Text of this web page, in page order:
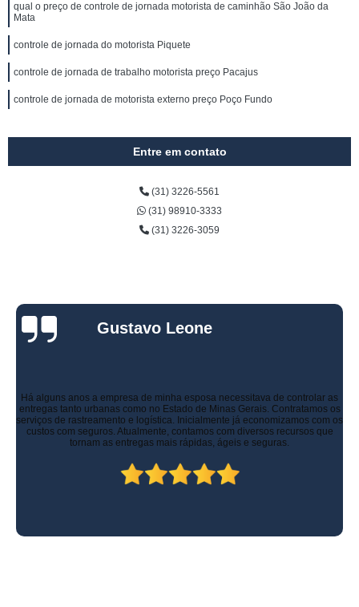
qual o preço de controle de jornada motorista de caminhão São João da
Mata
controle de jornada do motorista Piquete
controle de jornada de trabalho motorista preço Pacajus
controle de jornada de motorista externo preço Poço Fundo
Entre em contato
(31) 3226-5561
(31) 98910-3333
(31) 3226-3059
Gustavo Leone
Há alguns anos a empresa de minha esposa necessitava de controlar as
entregas tanto urbanas como no Estado de Minas Gerais. Contratamos os
serviços de rastreamento e logística. Inicialmente já economizamos com os
custos com seguros. Atualmente, contamos com diversos recursos que
tornam as entregas mais rápidas, ágeis e seguras.